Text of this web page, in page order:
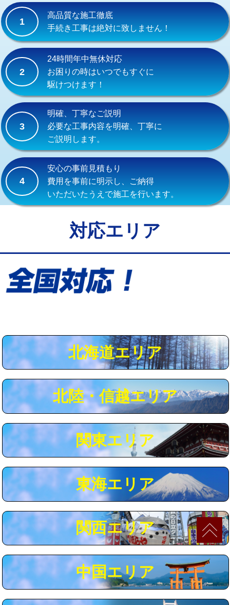
式）)
交換・取付(混合水栓（壁付・デッキ
式・ワンホール）)
16,500円+材料費
交換・取付(排水栓・排水トラップ
（P/S/ポップアップ））
交換・取付（その他部品）
持込商品取付（単水栓）
持込商品取付（混合水栓） 16,500円
持込商品取付（浄水器・分岐水栓） 16,500円
給水管工事※（ホール加工)
給水管工事※（バンド止め) 3,300円
給水管工事※（保温材使用（バンド止
5,500円
給水管工事※（土の掘削・埋め戻し作
業)
用（追加）/3ｍ超え)
給水管工事※（ライニング鋼管・銅
44,000円
給水管工事※（ライニング鋼管・銅
管・ポリ管・HT管使用/3ｍ超え)
+8,800円
マス交換（土の掘削・埋め戻し作業） 11,000円~
マス交換（深さ50㎝未満） 55,000円
マス交換（深さ50㎝以上） 66,000円
コンクリート斫り（厚さ10㎝まで） 27,500円
コンクリート斫り（厚さ10㎝超え） 38,500円
モルタル補修（厚さ10㎝まで） 27,500円
追加人工 16,500円
1
高品質な施工徹底
手続き工事は絶対に致しません！
2
24時間年中無休対応
お困りの時はいつでもすぐに
駆けつけます！
3
明確、丁寧なご説明
必要な工事内容を明確、丁寧に
ご説明します。
4
安心の事前見積もり
費用を事前に明示し、ご納得
いただいたうえで施工を行います。
対応エリア
北海道エリア
北陸・信越エリア
関東エリア
東海エリア
関西エリア
中国エリア